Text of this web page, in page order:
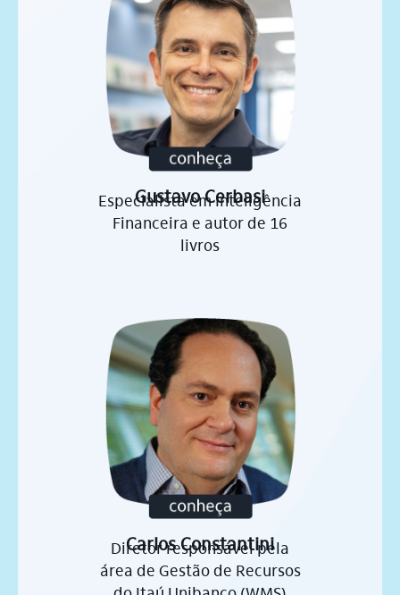
Gustavo Cerbasi
Especialista em Inteligência
Financeira e autor de 16
livros
Carlos Constantini
Diretor responsável pela
área de Gestão de Recursos